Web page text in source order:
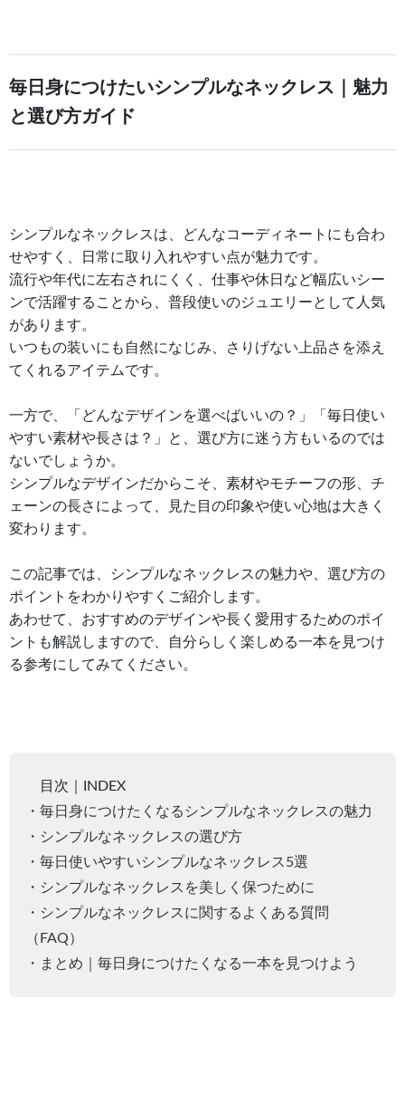
毎日身につけたいシンプルなネックレス｜魅力
と選び方ガイド
シンプルなネックレスは、どんなコーディネートにも合わ
せやすく、日常に取り入れやすい点が魅力です。
流行や年代に左右されにくく、仕事や休日など幅広いシー
ンで活躍することから、普段使いのジュエリーとして人気
があります。
いつもの装いにも自然になじみ、さりげない上品さを添え
てくれるアイテムです。
一方で、「どんなデザインを選べばいいの？」「毎日使い
やすい素材や長さは？」と、選び方に迷う方もいるのでは
ないでしょうか。
シンプルなデザインだからこそ、素材やモチーフの形、チ
ェーンの長さによって、見た目の印象や使い心地は大きく
変わります。
この記事では、シンプルなネックレスの魅力や、選び方の
ポイントをわかりやすくご紹介します。
あわせて、おすすめのデザインや長く愛用するためのポイ
ントも解説しますので、自分らしく楽しめる一本を見つけ
る参考にしてみてください。
目次｜INDEX
・毎日身につけたくなるシンプルなネックレスの魅力
・シンプルなネックレスの選び方
・毎日使いやすいシンプルなネックレス5選
・シンプルなネックレスを美しく保つために
・シンプルなネックレスに関するよくある質問
（FAQ）
・まとめ｜毎日身につけたくなる一本を見つけよう